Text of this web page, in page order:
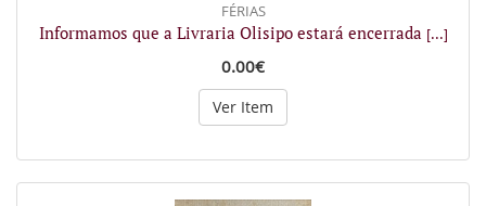
FÉRIAS
Informamos que a Livraria Olisipo estará encerrada [...]
0.00€
Ver Item